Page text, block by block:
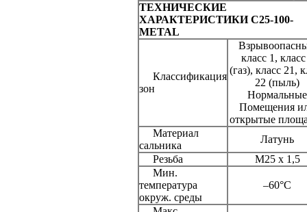
ТЕХНИЧЕСКИЕ
ХАРАКТЕРИСТИКИ C25-100-
METAL
Классификация
зон
класс 1,
(газ), класс 21,
22 (пыль)
Нормальные
Помещения
открытые
Материал
сальника
Латунь
Резьба
M25 x 1,5
Мин.
температура
окруж. среды
–60°C